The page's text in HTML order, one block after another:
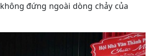
đứng ngoài dòng chảy của